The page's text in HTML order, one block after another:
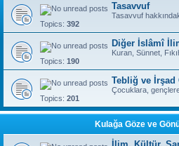
Tasavvuf
Tasavvuf
Topics: 392
Diğer İslâmî
Kuran, Sünnet,
Topics: 190
Tebliğ ve İrşad
Çocuklara,
Topics: 201
Kulağa Göze ve